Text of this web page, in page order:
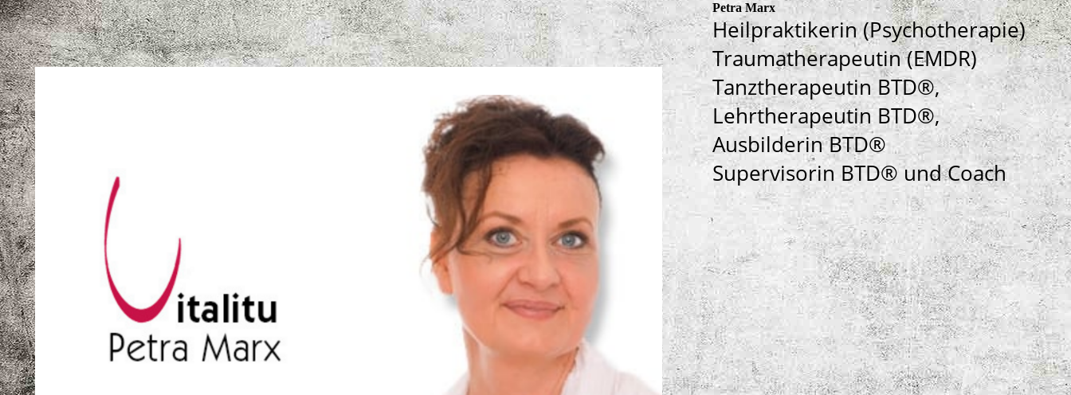
Petra Marx
Heilpraktikerin (Psychotherapie)
Traumatherapeutin (EMDR)
Tanztherapeutin BTD®,
Lehrtherapeutin BTD®,
Ausbilderin BTD®
Supervisorin BTD® und Coach